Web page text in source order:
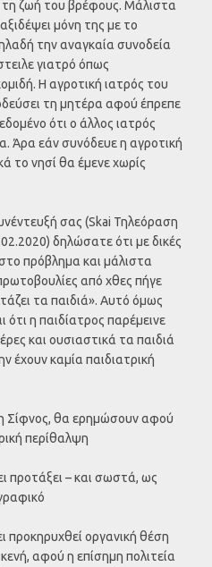
ζωή του βρέφους. Μάλιστα
μόνη της με το
την αναγκαία συνοδεία
γιατρό όπως
Η αγροτική ιατρός του
τη μητέρα αφού έπρεπε
ότι ο άλλος ιατρός
Άρα εάν συνόδευε η αγροτική
το νησί θα έμενε χωρίς
σας (Skai Τηλεόραση
δηλώσατε ότι με δικές
πρόβλημα και μάλιστα
από χθες πήγε
τα παιδιά». Αυτό όμως
ότι η παιδίατρος παρέμεινε
και ουσιαστικά τα παιδιά
έχουν καμία παιδιατρική
Σίφνος, θα ερημώσουν αφού
περίθαλψη
προτάξει – και σωστά, ως
προκηρυχθεί οργανική θέση
αφού η επίσημη πολιτεία